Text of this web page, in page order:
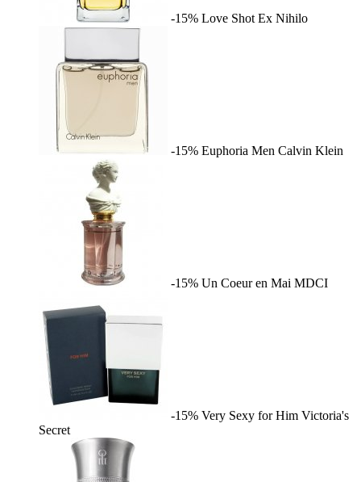
-15% Love Shot Ex Nihilo
-15% Euphoria Men Calvin Klein
-15% Un Coeur en Mai MDCI
-15% Very Sexy for Him Victoria's
Secret